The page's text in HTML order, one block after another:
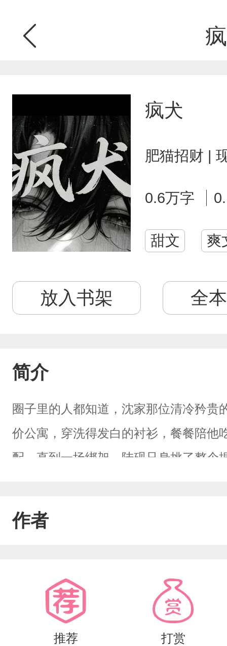
疯犬
肥猫招财 |
0.6万字
甜文 爽
放入书架 全
简介
圈子里的人都知道，沈家那位清冷矜
价公寓，穿洗得发白的衬衫，餐餐陪他
配。直到一场绑架，陆砚只身挑了整个
子，一句话便能颠覆整个商界。他以为
作者
推荐 打赏